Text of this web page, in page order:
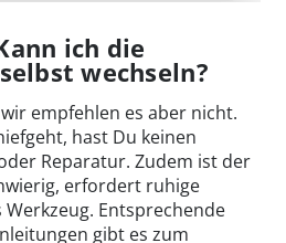
ich die
wechseln?
empfehlen es aber nicht.
hast Du keinen
Reparatur. Zudem ist der
erfordert ruhige
Entsprechende
gibt es zum